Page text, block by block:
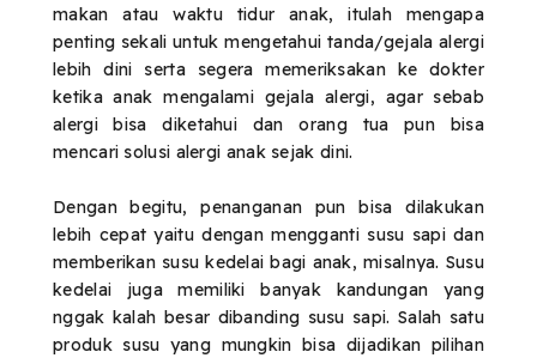
makan atau waktu tidur anak, itulah mengapa
penting sekali untuk mengetahui tanda/gejala alergi
lebih dini serta segera memeriksakan ke dokter
ketika anak mengalami gejala alergi, agar sebab
alergi bisa diketahui dan orang tua pun bisa
mencari solusi alergi anak sejak dini.
Dengan begitu, penanganan pun bisa dilakukan
lebih cepat yaitu dengan mengganti susu sapi dan
memberikan susu kedelai bagi anak, misalnya. Susu
kedelai juga memiliki banyak kandungan yang
nggak kalah besar dibanding susu sapi. Salah satu
produk susu yang mungkin bisa dijadikan pilihan